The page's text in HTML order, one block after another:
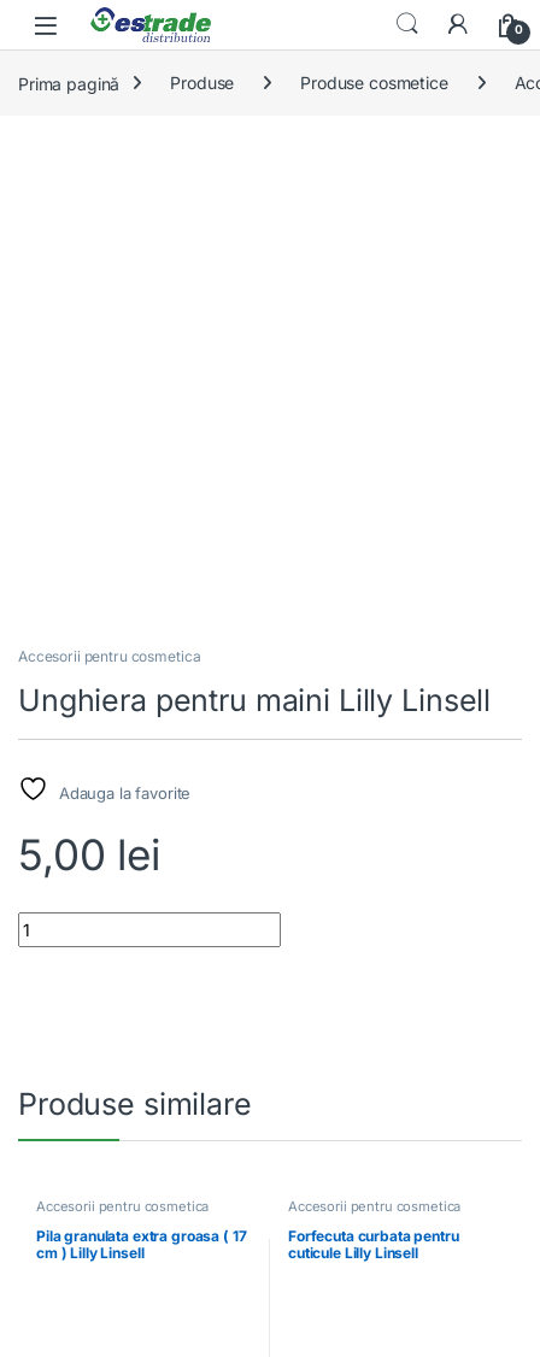
Skip to navigation
Skip to content
0
Prima pagină Produse Produse cosmetice
Accesorii pentru cosmetica
Unghiera pentru maini Lilly Linsell
Adauga la favorite
5,00 lei
Unghiera pentru maini Lilly Linsell quantity
Produse similare
Accesorii pentru cosmetica
Pila granulata extra groasa ( 17
cm ) Lilly Linsell
Accesorii pentru cosmetica
Forfecuta curbata pentru
cuticule Lilly Linsell